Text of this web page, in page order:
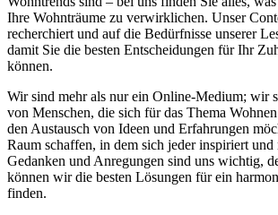
Ihre Wohnträume zu verwirklichen. Unser
recherchiert und auf die Bedürfnisse unserer
damit Sie die besten Entscheidungen für Ihr
können.
Wir sind mehr als nur ein Online-Medium; wir
von Menschen, die sich für das Thema
den Austausch von Ideen und Erfahrungen
Raum schaffen, in dem sich jeder inspiriert
Gedanken und Anregungen sind uns wichtig,
können wir die besten Lösungen für ein
finden.